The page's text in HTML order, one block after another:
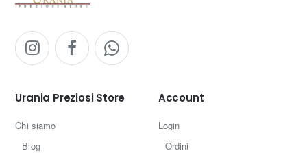
Urania Preziosi Store
Chi siamo
Blog
Account
Login
Ordini